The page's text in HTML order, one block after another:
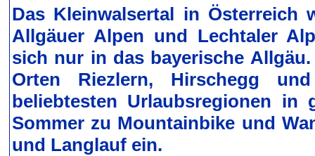
Das Kleinwalsertal in
Allgäuer Alpen und Lechtaler
sich nur in das bayerische
Orten Riezlern, Hirschegg
beliebtesten Urlaubsregionen
Sommer zu Mountainbike und
und Langlauf ein.